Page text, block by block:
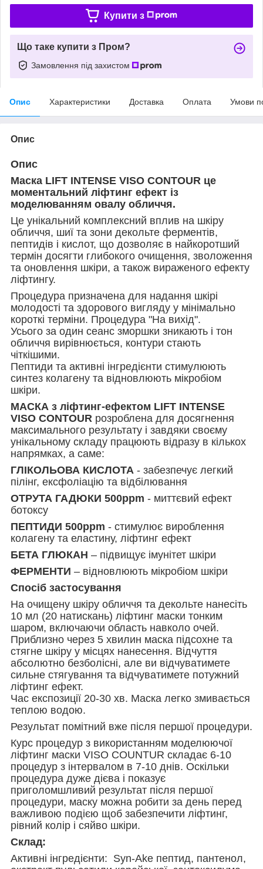
Купити з
Що таке купити з Пром?
Замовлення під захистом
Опис Характеристики Доставка Оплата Умови
Опис
Опис
Маска LIFT INTENSE VISO CONTOUR це
моментальний ліфтинг ефект із
моделюванням овалу обличчя.
Це унікальний комплексний вплив на шкіру
обличчя, шиї та зони декольте ферментів,
пептидів і кислот, що дозволяє в найкоротший
термін досягти глибокого очищення, зволоження
та оновлення шкіри, а також вираженого ефекту
ліфтингу.
Процедура призначена для надання шкірі
молодості та здорового вигляду у мінімально
короткі терміни. Процедура "На вихід".
Усього за один сеанс зморшки зникають і тон
обличчя вирівнюється, контури стають
чіткішими.
Пептиди та активні інгредієнти стимулюють
синтез колагену та відновлюють мікробіом
шкіри.
МАСКА з ліфтинг-ефектом LIFT INTENSE
VISO CONTOUR розроблена для досягнення
максимального результату і завдяки своєму
унікальному складу працюють відразу в кількох
напрямках, а саме:
ГЛІКОЛЬОВА КИСЛОТА - забезпечує легкий
пілінг, ексфоліацію та відбілювання
ОТРУТА ГАДЮКИ 500ppm - миттєвий ефект
ботоксу
ПЕПТИДИ 500ppm - стимулює вироблення
колагену та еластину, ліфтинг ефект
БЕТА ГЛЮКАН – підвищує імунітет шкіри
ФЕРМЕНТИ – відновлюють мікробіом шкіри
Спосіб застосування
На очищену шкіру обличчя та декольте нанесіть
10 мл (20 натискань) ліфтинг маски тонким
шаром, включаючи область навколо очей.
Приблизно через 5 хвилин маска підсохне та
стягне шкіру у місцях нанесення. Відчуття
абсолютно безболісні, але ви відчуватимете
сильне стягування та відчуватимете потужний
ліфтинг ефект.
Час експозиції 20-30 хв. Маска легко змивається
теплою водою.
Результат помітний вже після першої процедури.
Курс процедур з використанням моделюючої
ліфтинг маски VISO COUNTUR складає 6-10
процедур з інтервалом в 7-10 днів. Оскільки
процедура дуже дієва і показує
приголомшливий результат після першої
процедури, маску можна робити за день перед
важливою подією щоб забезпечити ліфтинг,
рівний колір і сяйво шкіри.
Склад:
Активні інгредієнти: Syn-Ake пептид, пантенол,